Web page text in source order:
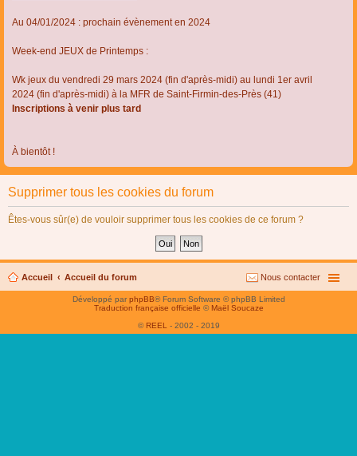
Au 04/01/2024 : prochain évènement en 2024
Week-end JEUX de Printemps :
Wk jeux du vendredi 29 mars 2024 (fin d'après-midi) au lundi 1er avril
2024 (fin d'après-midi) à la MFR de Saint-Firmin-des-Près (41)
Inscriptions à venir plus tard
À bientôt !
Supprimer tous les cookies du forum
Êtes-vous sûr(e) de vouloir supprimer tous les cookies de ce forum ?
Accueil Accueil du forum Nous contacter
Développé parphpBB® Forum Software © phpBB Limited
Traduction française officielle © Maël Soucaze
© REEL - 2002 - 2019